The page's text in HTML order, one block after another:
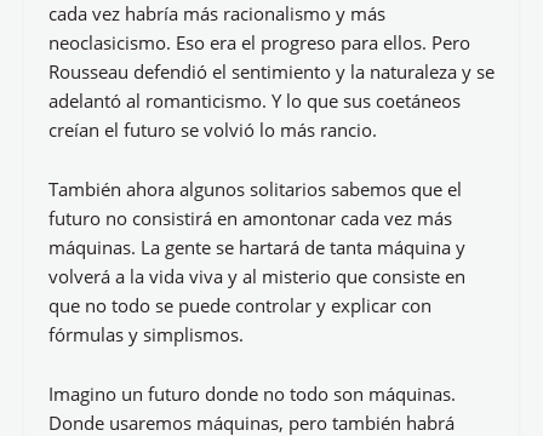
cada vez habría más racionalismo y más
neoclasicismo. Eso era el progreso para ellos. Pero
Rousseau defendió el sentimiento y la naturaleza y se
adelantó al romanticismo. Y lo que sus coetáneos
creían el futuro se volvió lo más rancio.
También ahora algunos solitarios sabemos que el
futuro no consistirá en amontonar cada vez más
máquinas. La gente se hartará de tanta máquina y
volverá a la vida viva y al misterio que consiste en
que no todo se puede controlar y explicar con
fórmulas y simplismos.
Imagino un futuro donde no todo son máquinas.
Donde usaremos máquinas, pero también habrá